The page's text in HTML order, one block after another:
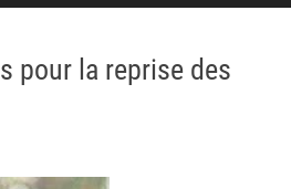
pour la reprise des